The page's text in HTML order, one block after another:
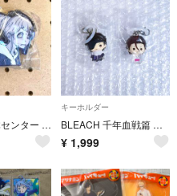
都市伝説解体センター /ギミックアクリルキーホルダー ジャスミン【混濁】
キーホルダー
BLEACH 千年血戦篇 めじるしアクセサリー破面篇 藍染惣右介 ガチャガチャ
¥ 1,999